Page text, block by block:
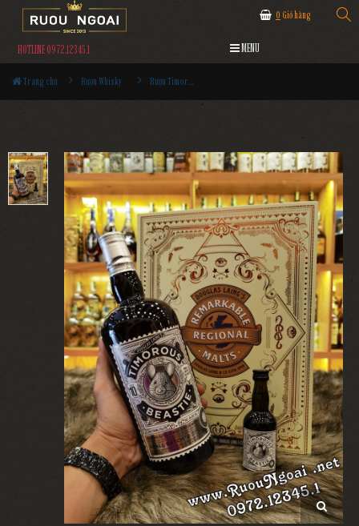
0 Giỏ hàng
HOTLINE 0972.12345.1 MENU
Trang chủ Rượu Whisky Rượu Timorous Beastie 10YO Hộp Quà